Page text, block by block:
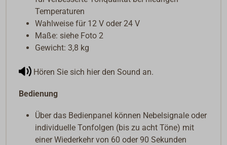
Temperaturen
Wahlweise für 12 V oder 24 V
Maße: siehe Foto 2
Gewicht: 3,8 kg
Hören Sie sich hier den Sound an.
Bedienung
Über das Bedienpanel können Nebelsignale oder
individuelle Tonfolgen (bis zu acht Töne) mit
einer Wiederkehr von 60 oder 90 Sekunden